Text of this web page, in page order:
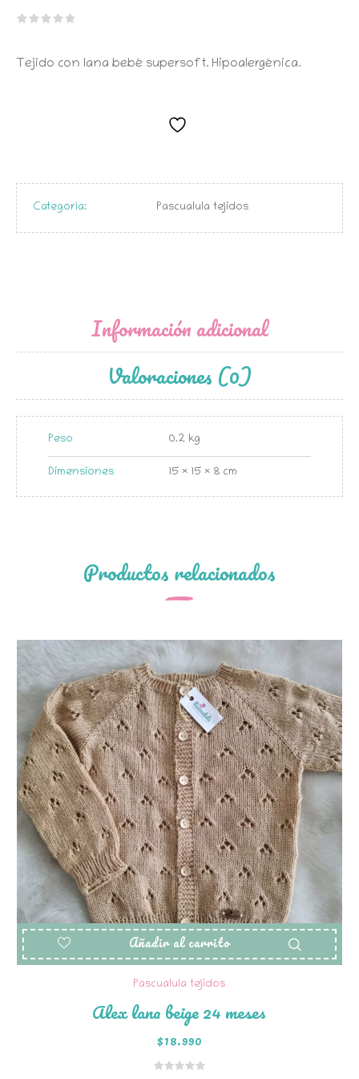
original
$14.990.$11.990.
Tejido con lana bebé supersoft. Hipoalergénica.
Categoría: Pascualula tejidos
Información adicional
Valoraciones (0)
Peso 0.2 kg
Dimensiones 15 × 15 × 8 cm
Productos relacionados
Añadir al carrito
Pascualula tejidos
Alex lana beige 24 meses
$18.990